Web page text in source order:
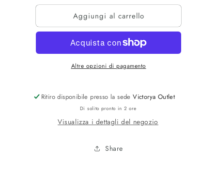
per
GIUBBINO
SOFTSCHELLCORTO
per
GIUBBINO
Aggiungi al carrello
Altre opzioni di pagamento
Ritiro disponibile presso la sedeVictorya Outlet
Di solito pronto in 2 ore
Visualizza i dettagli del negozio
Share